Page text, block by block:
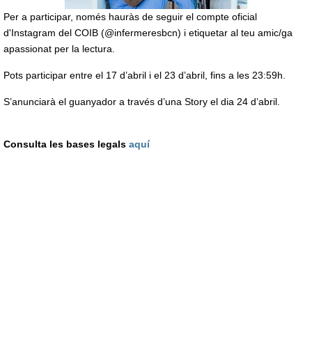
Per a participar, només hauràs de seguir el compte oficial
d'Instagram del COIB (@infermeresbcn) i etiquetar al teu amic/ga
apassionat per la lectura.
Pots participar entre el 17 d’abril i el 23 d’abril, fins a les 23:59h.
S’anunciarà el guanyador a través d’una Story el dia 24 d’abril.
Consulta les bases legals aquí